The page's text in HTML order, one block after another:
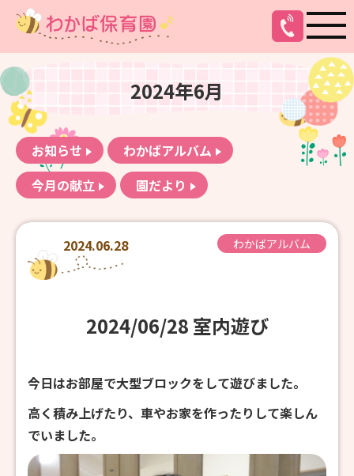
2024年6月
お知らせ
わかばアルバム
今月の献立
園だより
2024.06.28 わかばアルバム
2024/06/28 室内遊び
今日はお部屋で大型ブロックをして遊びました。
高く積み上げたり、車やお家を作ったりして楽しん
でいました。